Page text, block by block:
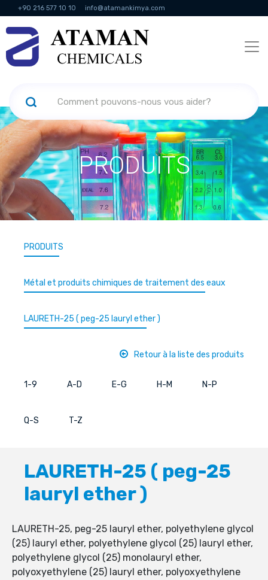
+90 216 577 10 10 info@atamankimya.com
KVKK Politikası Services de la société de l'information
humaines
PRODUITS
PRODUITS
Métal et produits chimiques de traitement des eaux
LAURETH-25 ( peg-25 lauryl ether )
Retour à la liste des produits
1-9 A-D E-G H-M N-P
Q-S T-Z
LAURETH-25 ( peg-25
lauryl ether )
LAURETH-25, peg-25 lauryl ether, polyethylene glycol
(25) lauryl ether, polyethylene glycol (25) lauryl ether,
polyethylene glycol (25) monolauryl ether,
polyoxyethylene (25) lauryl ether, polyoxyethylene